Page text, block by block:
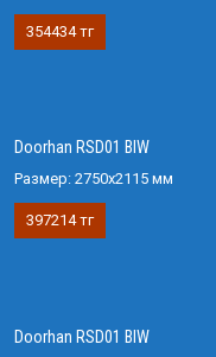
354434 тг
Doorhan RSD01 BIW
Размер:2750х2115 мм
397214 тг
Doorhan RSD01 BIW